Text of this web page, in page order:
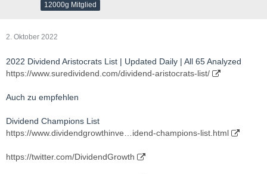
12000g Mitglied
2. Oktober 2022
2022 Dividend Aristocrats List | Updated Daily | All 65 Analyzed
https://www.suredividend.com/dividend-aristocrats-list/
Auch zu empfehlen
Dividend Champions List
https://www.dividendgrowthinve…idend-champions-list.html
https://twitter.com/DividendGrowth